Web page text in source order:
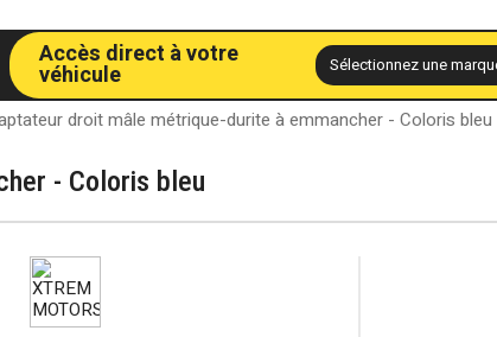
Accès direct à votre
véhicule
droit mâle métrique-durite à emmancher - Coloris bleu
- Coloris bleu